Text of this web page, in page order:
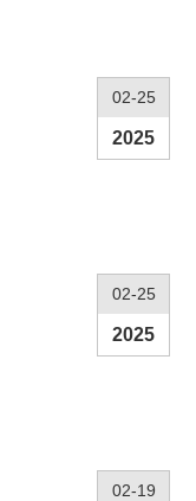
02-25
2025
02-25
2025
02-19